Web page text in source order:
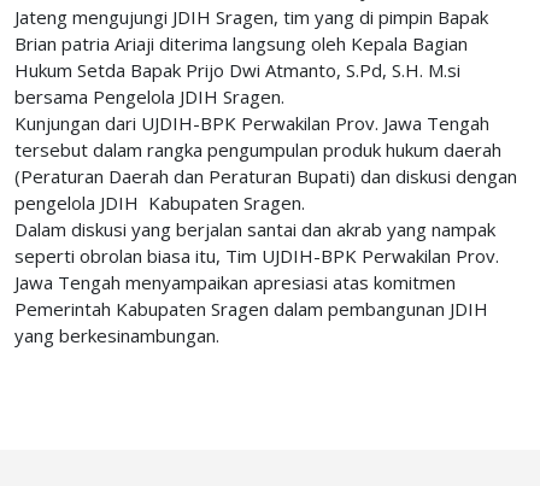
Jateng mengujungi JDIH Sragen, tim yang di pimpin Bapak
Brian patria Ariaji diterima langsung oleh Kepala Bagian
Hukum Setda Bapak Prijo Dwi Atmanto, S.Pd, S.H. M.si
bersama Pengelola JDIH Sragen.
Kunjungan dari UJDIH-BPK Perwakilan Prov. Jawa Tengah
tersebut dalam rangka pengumpulan produk hukum daerah
(Peraturan Daerah dan Peraturan Bupati) dan diskusi dengan
pengelola JDIH Kabupaten Sragen.
Dalam diskusi yang berjalan santai dan akrab yang nampak
seperti obrolan biasa itu, Tim UJDIH-BPK Perwakilan Prov.
Jawa Tengah menyampaikan apresiasi atas komitmen
Pemerintah Kabupaten Sragen dalam pembangunan JDIH
yang berkesinambungan.